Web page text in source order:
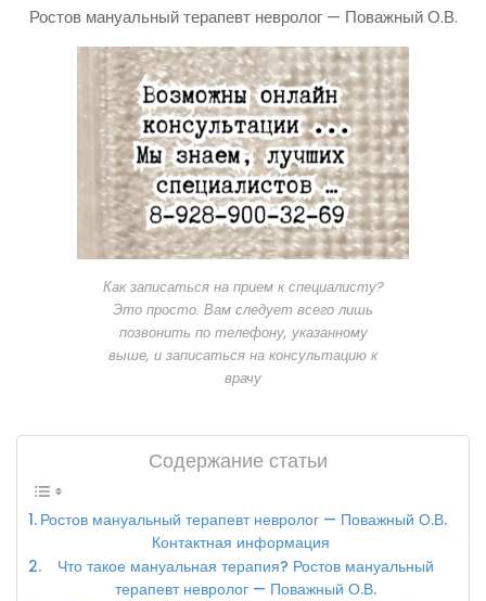
Ростов мануальный терапевт невролог — Поважный О.В.
Как записаться на прием к специалисту?
Это просто. Вам следует всего лишь
позвонить по телефону, указанному
выше, и записаться на консультацию к
врачу
Содержание статьи
Ростов мануальный терапевт невролог — Поважный О.В.
Контактная информация
Что такое мануальная терапия? Ростов мануальный
терапевт невролог — Поважный О.В.